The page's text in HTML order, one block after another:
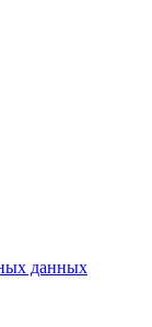
данных